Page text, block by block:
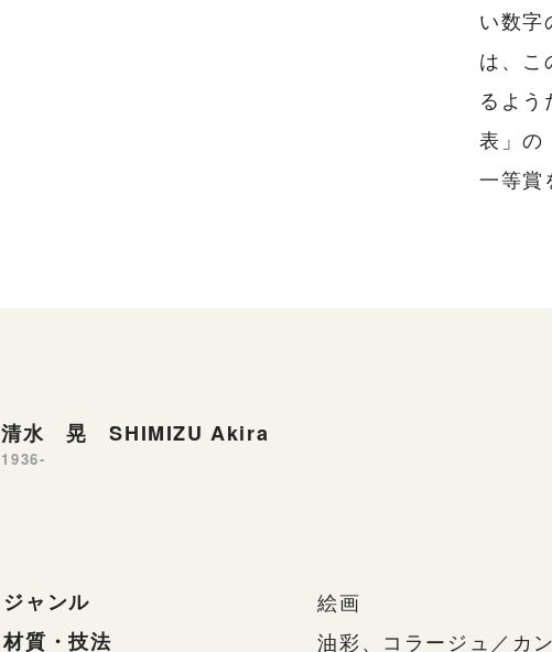
い数字
は、こ
るよ
表」の
一等賞
清水 晃 SHIMIZU Akira
1936-
ジャンル
絵画
材質・技法
油彩、コラージュ／カ